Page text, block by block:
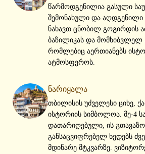
წარმოდგენილია გასული
შემონახული და აღდგენილი
ნახავთ ცნობილ გოგირდის
ბაზილიკას და მომხიბვლელ
რომლებიც აერთიანებს
ატმოსფეროს.
ნარიყალა
თბილისის უძველესი ციხე,
ისტორიის სიმბოლოა. მე-4
დათარიღებული, ის
განსაცვიფრებელ ხედებს
მდინარე მტკვარზე.